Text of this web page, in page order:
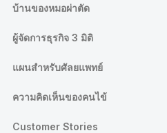
บ้านของหมอผ่าตัด
ผู้จัดการธุรกิจ 3 มิติ
แผนสำหรับศัลยแพทย์
ความคิดเห็นของคนไข้
Customer Stories